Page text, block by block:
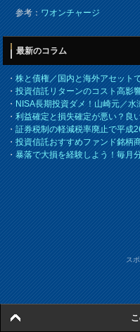
参考：ワオンチャージ
最新のコラム
・株と債権／国内と海外アセット
・投資信託リターンのコスト高影
・NISA長期投資ダメ！山崎元／
・利益確定と損失確定が悪い？良
・証券税制の軽減税率廃止で平成
・投資信託おすすめファンド銘柄
・暴落で大損を経験しよう！毎月
ス